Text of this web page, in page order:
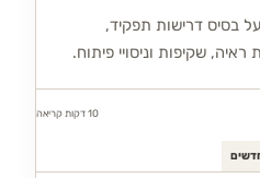
בסיס דרישות תפקיד,
שקיפות וניסויי פיתוח.
10 דקות קריאה